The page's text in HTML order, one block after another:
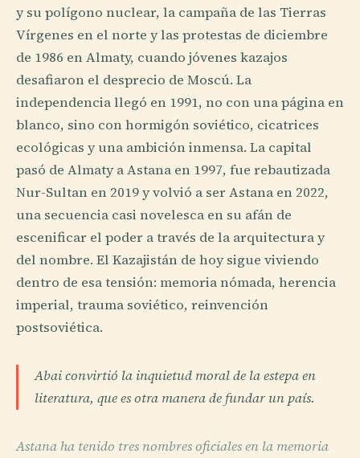
y su polígono nuclear, la campaña de las Tierras
Vírgenes en el norte y las protestas de diciembre
de 1986 en Almaty, cuando jóvenes kazajos
desafiaron el desprecio de Moscú. La
independencia llegó en 1991, no con una página en
blanco, sino con hormigón soviético, cicatrices
ecológicas y una ambición inmensa. La capital
pasó de Almaty a Astana en 1997, fue rebautizada
Nur-Sultan en 2019 y volvió a ser Astana en 2022,
una secuencia casi novelesca en su afán de
escenificar el poder a través de la arquitectura y
del nombre. El Kazajistán de hoy sigue viviendo
dentro de esa tensión: memoria nómada, herencia
imperial, trauma soviético, reinvención
postsoviética.
Abai convirtió la inquietud moral de la estepa en
literatura, que es otra manera de fundar un país.
Astana ha tenido tres nombres oficiales en la memoria